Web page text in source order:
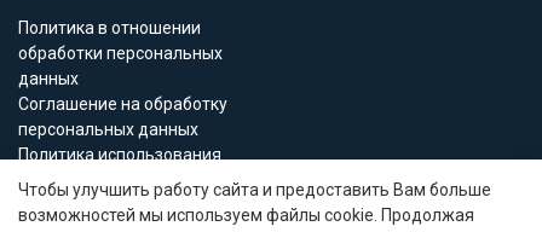
Политика в отношении
обработки персональных
данных
Соглашение на обработку
персональных данных
Политика использования
Cookie-файлов
Все материалы данного сайта являются объектами авторского права (в
Чтобы улучшить работу сайта и предоставить Вам больше
возможностей мы используем файлы cookie. Продолжая